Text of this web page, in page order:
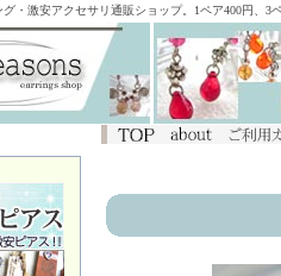
・激安アクセサリ通販ショップ。1ペア400円、